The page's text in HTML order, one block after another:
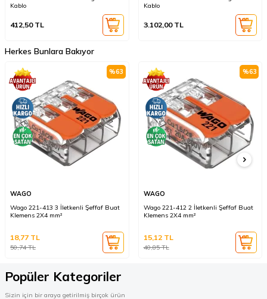
Kablo
412,50TL
Kablo
3.102,00TL
Herkes Bunlara Bakıyor
%63
WAGO
Wago 221-413 3 İletkenli Şeffaf Buat
Klemens 2X4 mm²
50,74TL
18,77 TL
%63
WAGO
Wago 221-412 2 İletkenli Şeffaf Buat
Klemens 2X4 mm²
40,85TL
15,12TL
Popüler Kategoriler
Sizin için bir araya getirilmiş birçok ürün